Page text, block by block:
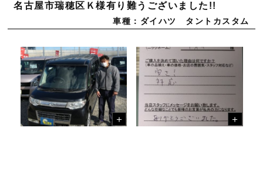
名古屋市瑞穂区Ｋ様有り難うございました!!
車種：ダイハツ タントカスタム